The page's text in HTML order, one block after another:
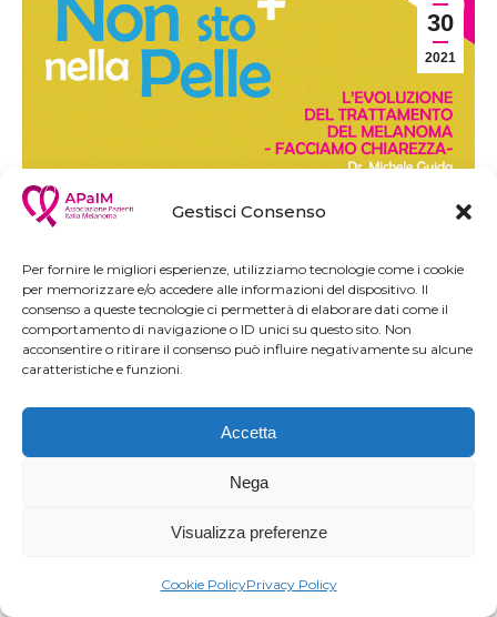
Gestisci Consenso
Per fornire le migliori esperienze, utilizziamo tecnologie come i cookie
per memorizzare e/o accedere alle informazioni del dispositivo. Il
consenso a queste tecnologie ci permetterà di elaborare dati come il
comportamento di navigazione o ID unici su questo sito. Non
acconsentire o ritirare il consenso può influire negativamente su alcune
caratteristiche e funzioni.
Accetta
Nega
Visualizza preferenze
Cookie PolicyPrivacy Policy
30
2021
PUNTATA 15 – L’EVOLUZIONE DEL
TRATTAMENTO DEL MELANOMA:
FACCIAMO CHIAREZZA
PUNTATA 15 | Domenica 30 maggio – Ore 20:30
MELANOMA: FACCIAMO CHIAREZZA (Ospite: